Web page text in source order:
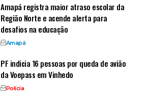
Amapá registra maior atraso escolar da
Região Norte e acende alerta para
desafios na educação
Amapá
PF indicia 16 pessoas por queda de avião
da Voepass em Vinhedo
Polícia